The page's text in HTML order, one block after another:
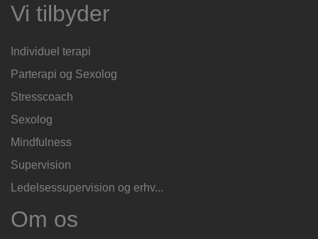
Vi tilbyder
Individuel terapi
Parterapi og Sexolog
Stresscoach
Sexolog
Mindfulness
Supervision
Ledelsessupervision og erhv...
Om os